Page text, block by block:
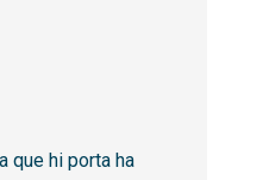
que hi porta ha